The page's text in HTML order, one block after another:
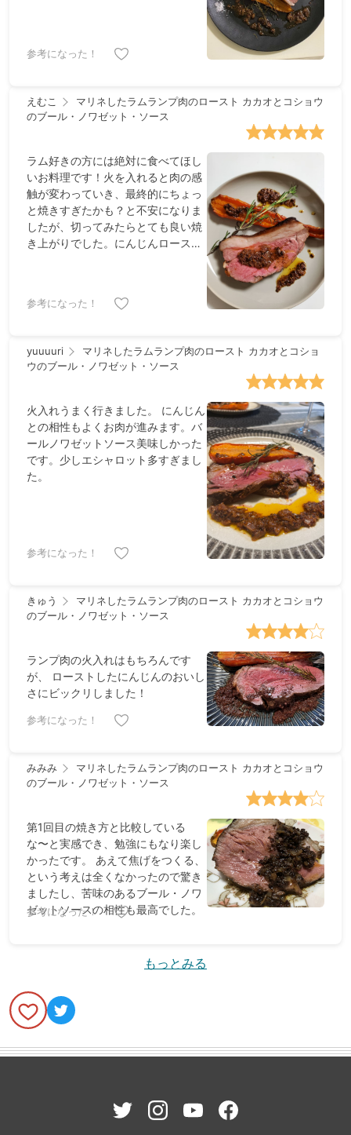
参考になった！
えむこ
マリネしたラムランプ肉のロースト カカオとコショウ
のブール・ノワゼット・ソース
ラム好きの方には絶対に食べてほし
いお料理です！火を入れると肉の感
触が変わっていき、最終的にちょっ
と焼きすぎたかも？と不安になりま
したが、切ってみたらとても良い焼
き上がりでした。にんじんロースト
す。
参考になった！
yuuuuri
マリネしたラムランプ肉のロースト カカオとコショ
ウのブール・ノワゼット・ソース
火入れうまく行きました。 にんじん
との相性もよくお肉が進みます。バ
ールノワゼットソース美味しかった
です。少しエシャロット多すぎまし
た。
参考になった！
きゅう
マリネしたラムランプ肉のロースト カカオとコショウ
のブール・ノワゼット・ソース
ランプ肉の火入れはもちろんです
が、 ローストしたにんじんのおいし
さにビックリしました！
参考になった！
みみみ
マリネしたラムランプ肉のロースト カカオとコショウ
のブール・ノワゼット・ソース
第1回目の焼き方と比較している
な〜と実感でき、勉強にもなり楽し
かったです。 あえて焦げをつくる、
という考えは全くなかったので驚き
ましたし、苦味のあるブール・ノワ
ゼットソースの相性も最高でした。
参考になった！
もっとみる